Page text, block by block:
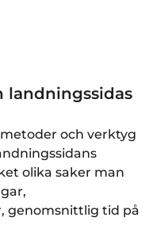
landningssidas
och verktyg
olika saker man
genomsnittlig tid på